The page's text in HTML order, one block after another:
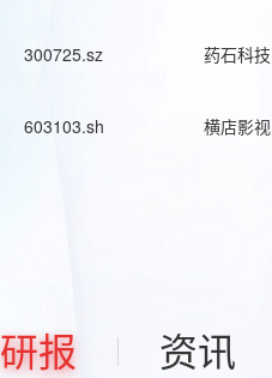
300725.sz 药石科技
603103.sh 横店影视
研报 资讯